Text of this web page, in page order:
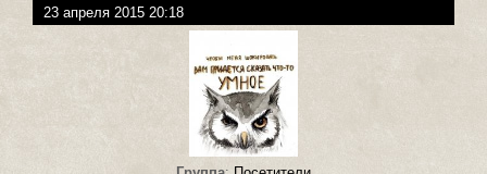
23 апреля 2015 20:18